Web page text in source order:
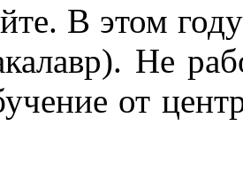
В этом
Не
от